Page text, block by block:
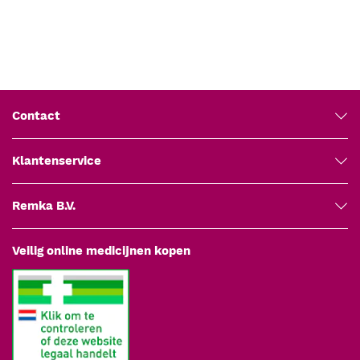
Garantie: 5 jaar fabrieksgarantie
Contact
Klantenservice
Remka B.V.
Veilig online medicijnen kopen